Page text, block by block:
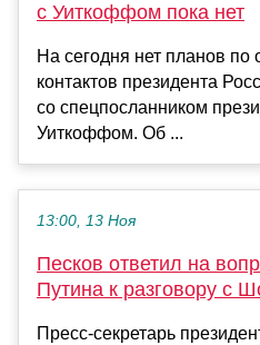
с Уиткоффом пока нет
На сегодня нет планов
контактов президента
со спецпосланником
Уиткоффом. Об ...
13:00, 13 Ноя
Песков ответил на
Путина к разговору с
Пресс-секретарь